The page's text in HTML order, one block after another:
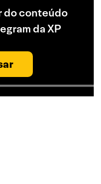
do conteúdo
da XP